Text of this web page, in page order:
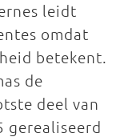
leidt
omdat
betekent.
de
deel van
gerealiseerd